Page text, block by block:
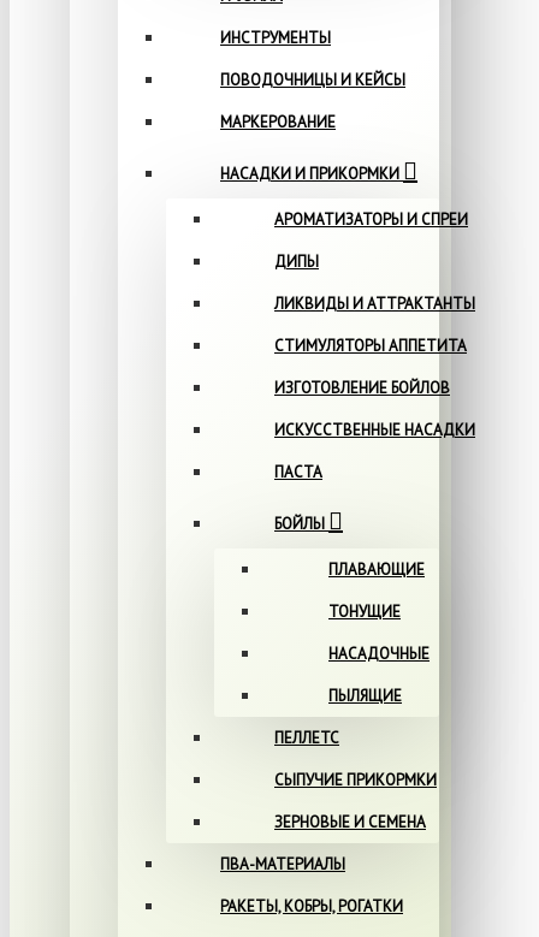
ИНСТРУМЕНТЫ
ПОВОДОЧНИЦЫ И КЕЙСЫ
МАРКЕРОВАНИЕ
НАСАДКИ И ПРИКОРМКИ
АРОМАТИЗАТОРЫ И СПРЕИ
ДИПЫ
ЛИКВИДЫ И АТТРАКТАНТЫ
СТИМУЛЯТОРЫ АППЕТИТА
ИЗГОТОВЛЕНИЕ БОЙЛОВ
ИСКУССТВЕННЫЕ НАСАДКИ
ПАСТА
БОЙЛЫ
ПЛАВАЮЩИЕ
ТОНУЩИЕ
НАСАДОЧНЫЕ
ПЫЛЯЩИЕ
ПЕЛЛЕТС
СЫПУЧИЕ ПРИКОРМКИ
ЗЕРНОВЫЕ И СЕМЕНА
ПВА-МАТЕРИАЛЫ
РАКЕТЫ, КОБРЫ, РОГАТКИ